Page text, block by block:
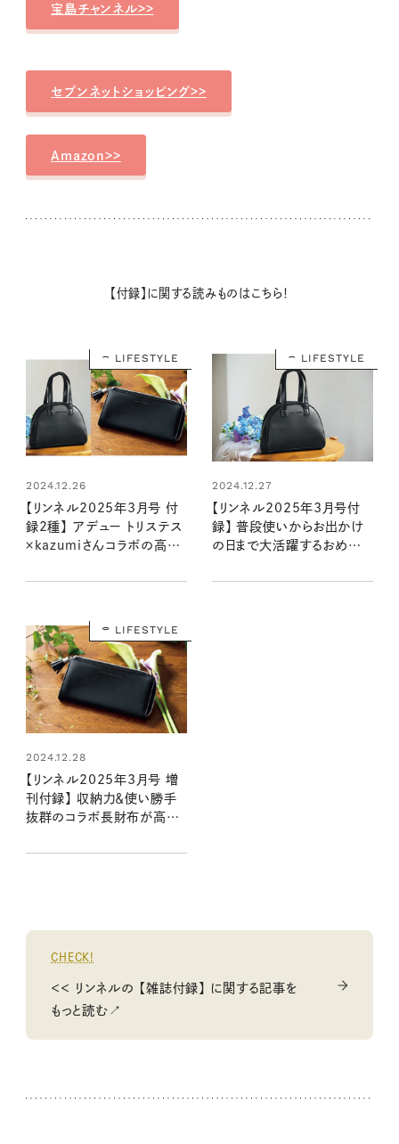
宝島チャンネル>>
セブンネットショッピング>>
Amazon>>
【付録】に関する読みものはこちら！
LIFESTYLE
2024.12.26
【リンネル2025年3月号 付
録2種】 アデュー トリステス
×kazumiさんコラボの高級
（1/20発売リンネル2025
LIFESTYLE
2024.12.27
【リンネル2025年3月号付
録】 普段使いからお出かけ
の日まで大活躍するおめかし
2025年3月号）
LIFESTYLE
2024.12.28
【リンネル2025年3月号 増
刊付録】 収納力＆使い勝手
抜群のコラボ長財布が高級
2025年3月号増刊）
CHECK!
＜＜ リンネルの 【雑誌付録】 に関する記事を
もっと読む↗